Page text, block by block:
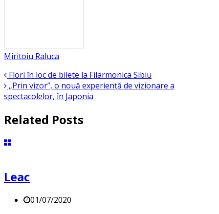
Miritoiu Raluca
Flori în loc de bilete la Filarmonica Sibiu
„Prin vizor”, o nouă experiență de vizionare a
spectacolelor, în Japonia
Related Posts
Leac
01/07/2020